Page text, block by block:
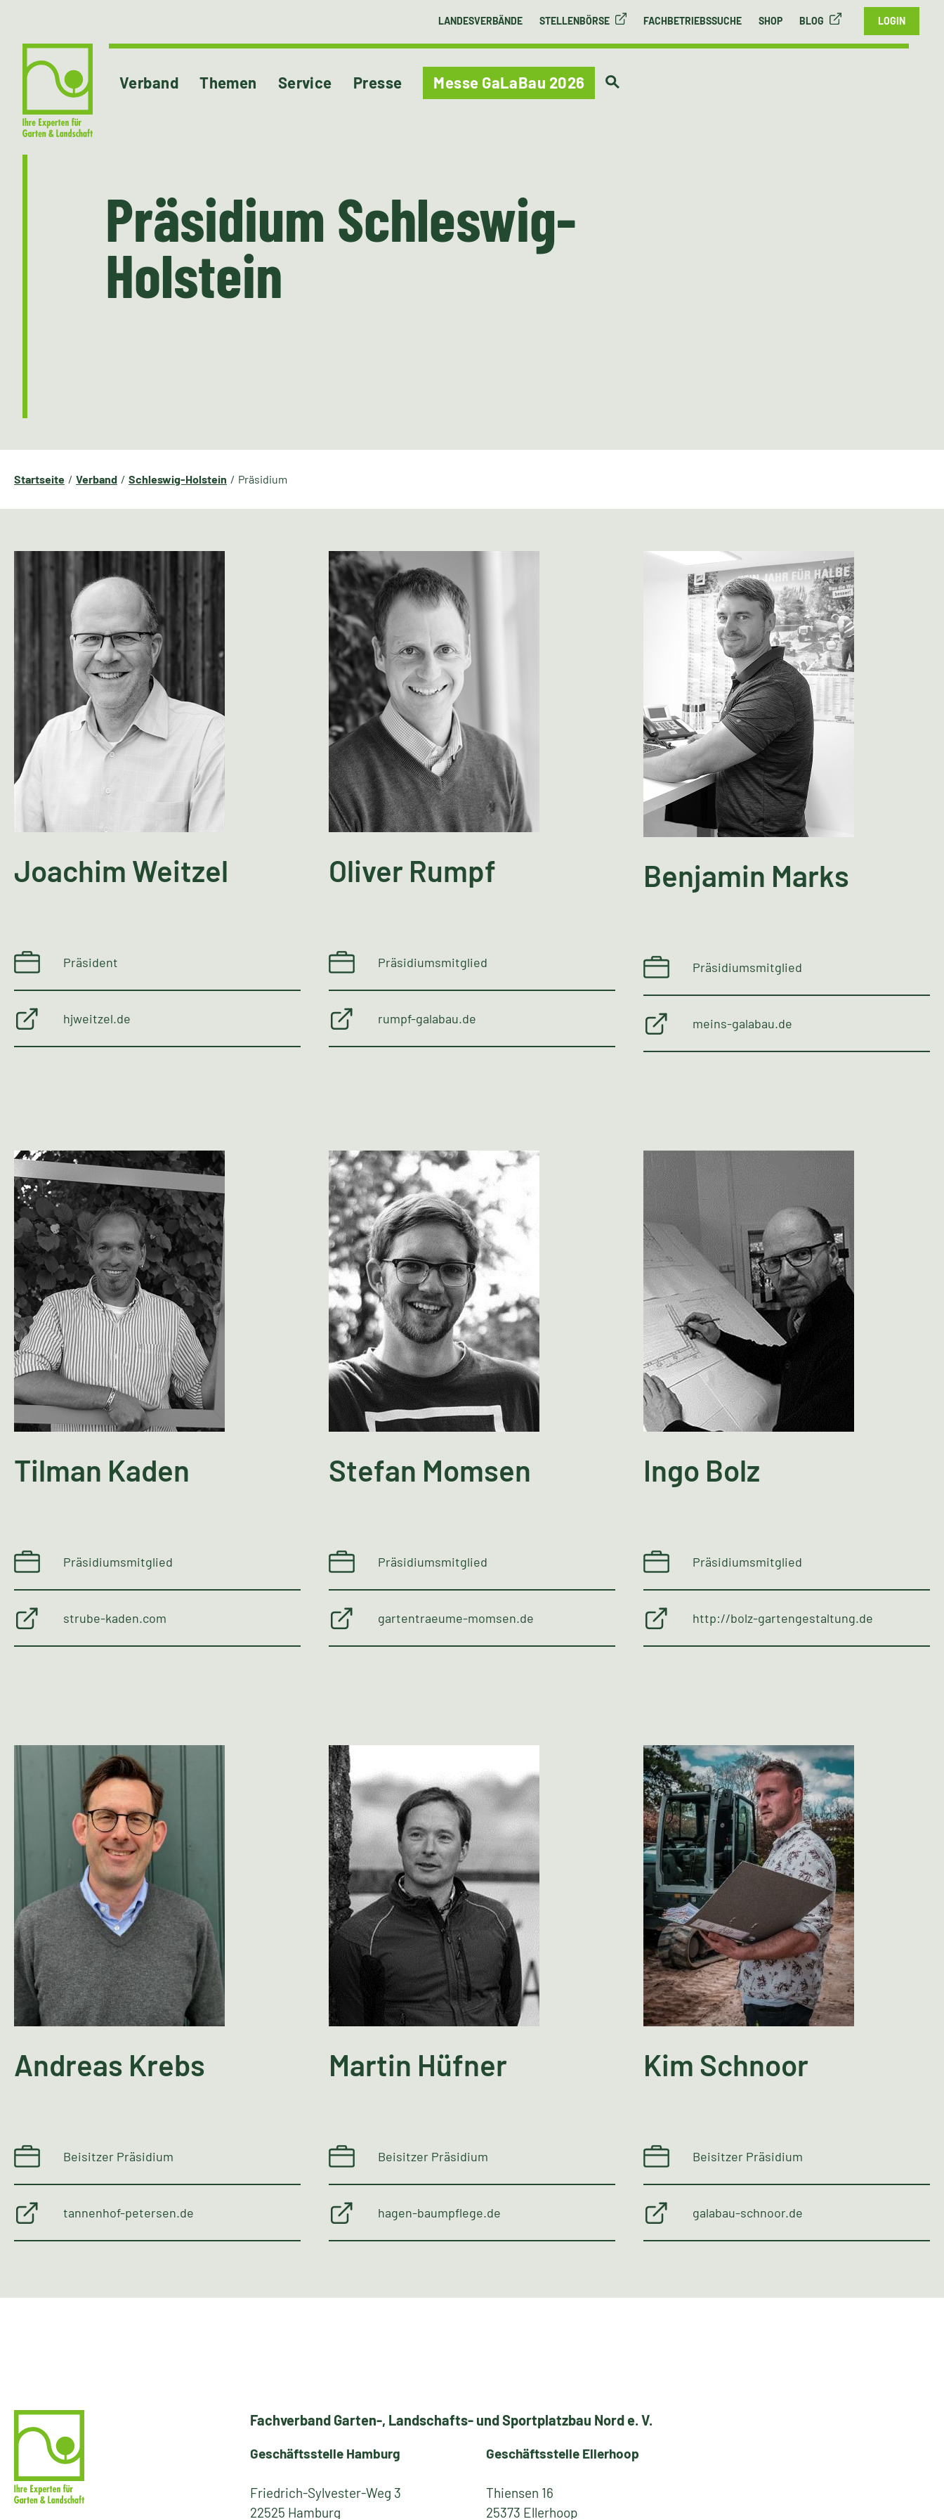
LANDESVERBÄNDE STELLENBÖRSE FACHBETRIEBSSUCHE SHOP BLOG LOGIN
Verband Themen Service Presse Messe GaLaBau 2026
Präsidium Schleswig-
Holstein
Startseite Verband Schleswig-Holstein Präsidium
Joachim Weitzel
Präsident
hjweitzel.de
Oliver Rumpf
Präsidiumsmitglied
rumpf-galabau.de
Benjamin Marks
Präsidiumsmitglied
meins-galabau.de
Tilman Kaden
Präsidiumsmitglied
strube-kaden.com
Stefan Momsen
Präsidiumsmitglied
gartentraeume-momsen.de
Ingo Bolz
Präsidiumsmitglied
http://bolz-gartengestaltung.de
Andreas Krebs
Beisitzer Präsidium
tannenhof-petersen.de
Martin Hüfner
Beisitzer Präsidium
hagen-baumpflege.de
Kim Schnoor
Beisitzer Präsidium
galabau-schnoor.de
Fachverband Garten-, Landschafts- und Sportplatzbau Nord e. V.
Geschäftsstelle Hamburg
Friedrich-Sylvester-Weg 3
22525 Hamburg
Geschäftsstelle Ellerhoop
Thiensen 16
25373 Ellerhoop